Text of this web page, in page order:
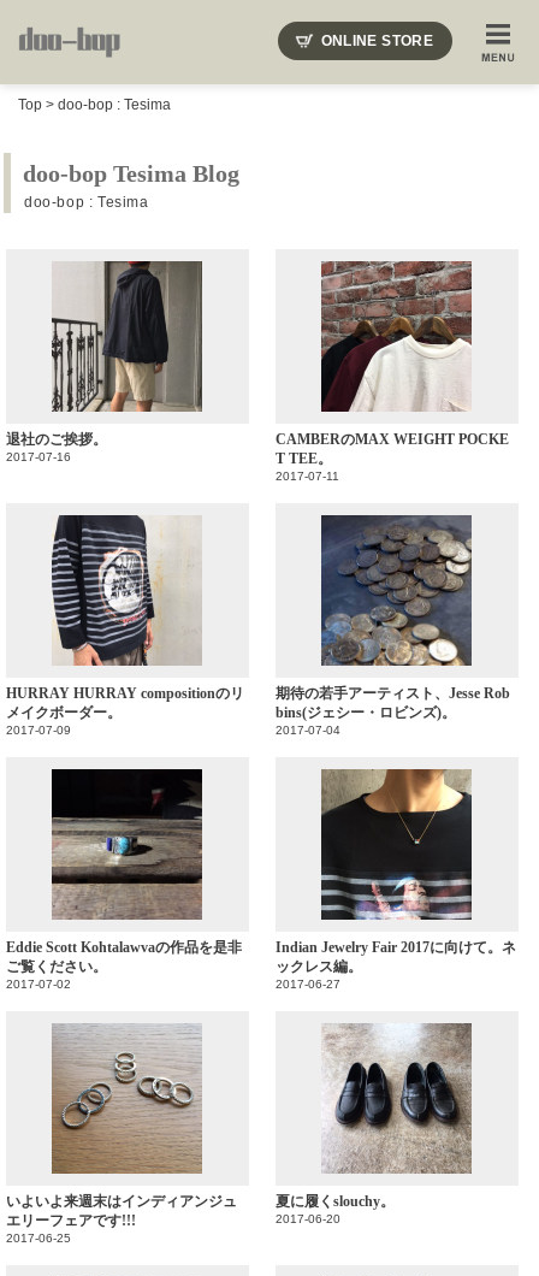
ONLINE STORE
Top > doo-bop : Tesima
doo-bop Tesima Blog
doo-bop : Tesima
退社のご挨拶。
2017-07-16
CAMBERのMAX WEIGHT POCKE
T TEE。
2017-07-11
HURRAY HURRAY compositionのリ
メイクボーダー。
2017-07-09
期待の若手アーティスト、Jesse Rob
bins(ジェシー・ロビンズ)。
2017-07-04
Eddie Scott Kohtalawvaの作品を是非
ご覧ください。
2017-07-02
Indian Jewelry Fair 2017に向けて。ネ
ックレス編。
2017-06-27
いよいよ来週末はインディアンジュ
エリーフェアです!!!
2017-06-25
夏に履くslouchy。
2017-06-20